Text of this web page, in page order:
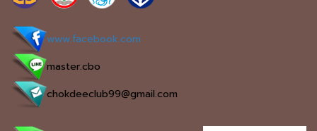
www.facebook.com
master.cbo
chokdeeclub99@gmail.com